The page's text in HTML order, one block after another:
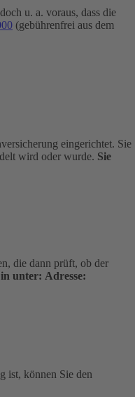
u. a. voraus, dass die
(gebührenfrei aus dem
eingerichtet. Sie
wird oder wurde. Sie
die dann prüft, ob der
unter: Adresse:
ist, können Sie den